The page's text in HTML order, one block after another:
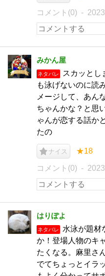
コメント(0)
みかん屋
ネタバレ
スカッとし
も泳げないのに読
メージして、あん
ちゃんかな？と思
ゃんが恋する話か
たの
ナイス ★18
コメント(0)
はりぽよ
ネタバレ
水泳が題材
か！登場人物のキ
たくなる。麻里さ
でてちょっとイラ